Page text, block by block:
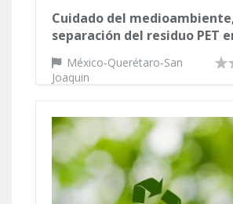
Cuidado del
separación del residuo PET
Escuela Secundaria General
Torres Bodet.
México-Querétaro-San
Joaquin